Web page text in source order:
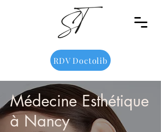
RDV Doctolib
Médecine Esthétique
à Nancy